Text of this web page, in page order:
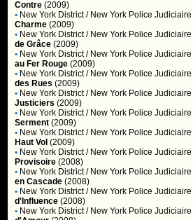
Contre (2009)
• New York District / New York Police Judiciaire
Charme (2009)
• New York District / New York Police Judiciaire
de Grâce (2009)
• New York District / New York Police Judiciaire
au Fer Rouge (2009)
• New York District / New York Police Judiciaire
des Rues (2009)
• New York District / New York Police Judiciaire
Justiciers (2009)
• New York District / New York Police Judiciaire
Serment (2009)
• New York District / New York Police Judiciaire
Haut Vol (2009)
• New York District / New York Police Judiciaire
Provisoire (2008)
• New York District / New York Police Judiciaire
en Cascade (2008)
• New York District / New York Police Judiciaire
d'Influence (2008)
• New York District / New York Police Judiciaire